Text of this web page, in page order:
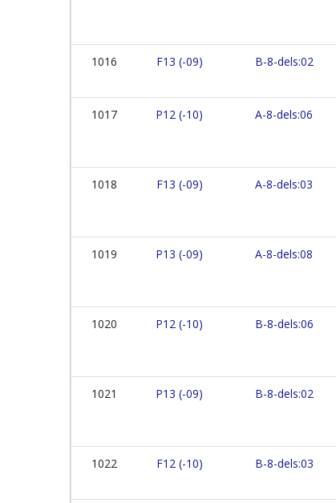
1016 F13 (-09) B-8-dels:02
1017 P12 (-10) A-8-dels:06
1018 F13 (-09) A-8-dels:03
1019 P13 (-09) A-8-dels:08
1020 P12 (-10) B-8-dels:06
1021 P13 (-09) B-8-dels:02
1022 F12 (-10) B-8-dels:03